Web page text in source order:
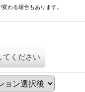
わる場合もあります。
てください